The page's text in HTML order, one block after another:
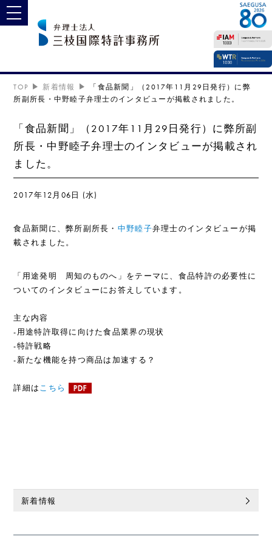
toggle navigation
TOP 新着情報
「食品新聞」（2017年11月29日発行）に弊
所副所長・中野睦子弁理士のインタビューが掲載されました。
「食品新聞」（2017年11月29日発行）に弊所副
所長・中野睦子弁理士のインタビューが掲載され
ました。
2017年12月06日 (水)
食品新聞に、弊所副所長・ 中野睦子弁理士のインタビューが掲
載されました。
「用途発明 周知のものへ」をテーマに、食品特許の必要性に
ついてのインタビューにお答えしています。
主な内容
-用途特許取得に向けた食品業界の現状
-特許戦略
-新たな機能を持つ商品は加速する？
詳細はこちら
新着情報